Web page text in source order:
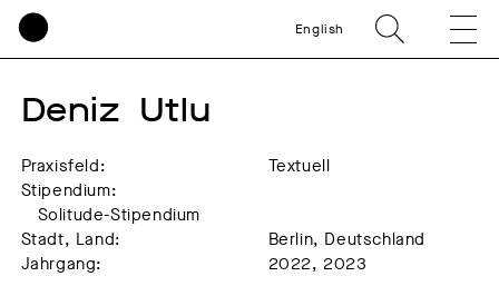
English
Deniz  Utlu
Praxisfeld:
Textuell
Stipendium:
Solitude-Stipendium
Stadt, Land:
Berlin, Deutschland
Jahrgang:
2022, 2023